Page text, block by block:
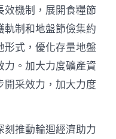
效機制，展開食糧節
軌制和地盤節儉集約
形式，優化存量地盤
力。加大力度礦產資
開采效力，加大力度
刻推動輪迴經濟助力